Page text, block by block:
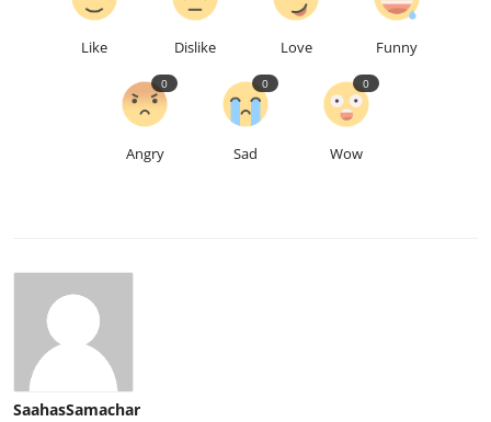
Like Dislike Love Funny
Angry
0
Sad
0
Wow
0
SaahasSamachar